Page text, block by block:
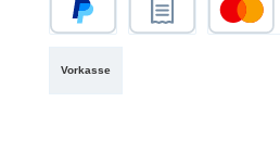
Vorkasse